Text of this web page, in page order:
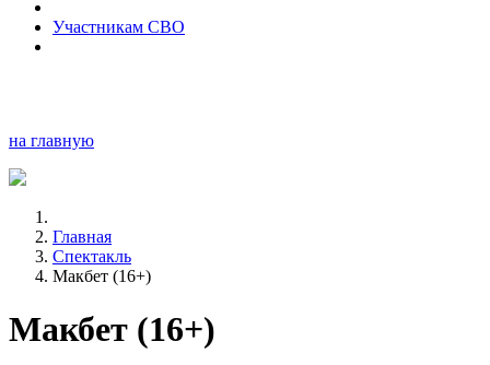
Участникам СВО
на главную
Главная
Спектакль
Макбет (16+)
Макбет (16+)